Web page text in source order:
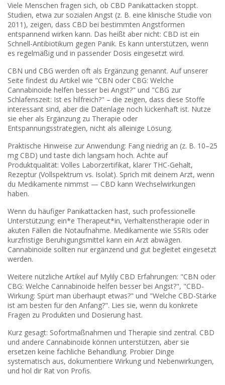
Viele Menschen fragen sich, ob CBD Panikattacken stoppt.
Studien, etwa zur sozialen Angst (z. B. eine klinische Studie von
2011), zeigen, dass CBD bei bestimmten Angstformen
entspannend wirken kann. Das heißt aber nicht: CBD ist ein
Schnell-Antibiotikum gegen Panik. Es kann unterstützen, wenn
es regelmäßig und in passender Dosis eingesetzt wird.
CBN und CBG werden oft als Ergänzung genannt. Auf unserer
Seite findest du Artikel wie "CBN oder CBG: Welche
Cannabinoide helfen besser bei Angst?" und "CBG zur
Schlafenszeit: Ist es hilfreich?" – die zeigen, dass diese Stoffe
interessant sind, aber die Datenlage noch lückenhaft ist. Nutze
sie eher als Ergänzung zu Therapie oder
Entspannungsstrategien, nicht als alleinige Lösung.
Praktische Hinweise zur Anwendung: Fang niedrig an (z. B. 10–25
mg CBD) und taste dich langsam hoch. Achte auf
Produktqualität: Volles Laborzertifikat, klarer THC-Gehalt,
Rezeptur (Vollspektrum vs. Isolat). Sprich mit deinem Arzt, wenn
du Medikamente nimmst — CBD kann Wechselwirkungen
haben.
Wenn du häufiger Panikattacken hast, such professionelle
Unterstützung: ein*e Therapeut*in, Verhaltenstherapie oder in
akuten Fällen die Notaufnahme. Medikamente wie SSRIs oder
kurzfristige Beruhigungsmittel kann ein Arzt abwägen.
Cannabinoide sollten nur ergänzend und gut begleitet eingesetzt
werden.
Weitere nützliche Artikel auf Mylily CBD Erfahrungen: "CBN oder
CBG: Welche Cannabinoide helfen besser bei Angst?", "CBD-
Wirkung: Spürt man überhaupt etwas?" und "Welche CBD-Stärke
ist am besten für den Anfang?". Lies sie, wenn du konkrete
Fragen zu Produkten und Dosierung hast.
Kurz gesagt: Sofortmaßnahmen und Therapie sind zentral. CBD
und andere Cannabinoide können unterstützen, aber sie
ersetzen keine fachliche Behandlung. Probier Dinge
systematisch aus, dokumentiere Wirkung und Nebenwirkungen,
und hol dir Rat von Profis.